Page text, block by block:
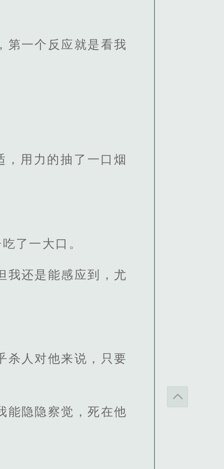
第一个反应就是看我
，用力的抽了一口烟
了一大口。
我还是能感应到，尤
杀人对他来说，只要
能隐隐察觉，死在他